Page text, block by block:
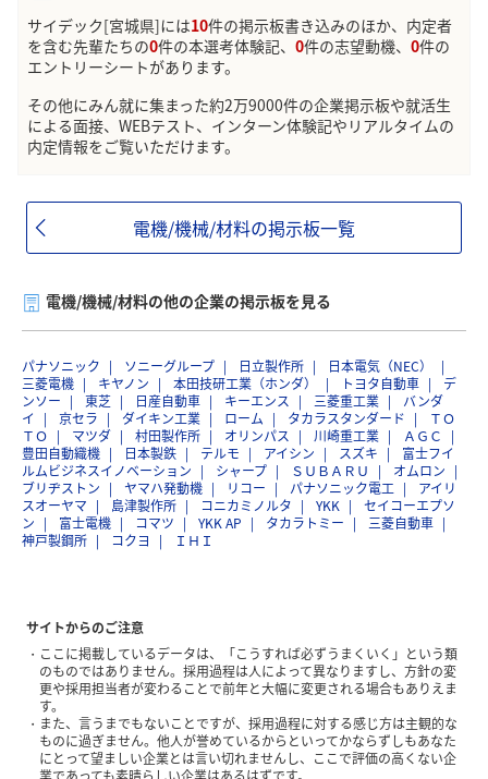
サイデック[宮城県]には10件の掲示板書き込みのほか、内定者
を含む先輩たちの0件の本選考体験記、 0件の志望動機、 0件の
エントリーシートがあります。
その他にみん就に集まった約2万9000件の企業掲示板や就活生
による面接、WEBテスト、インターン体験記やリアルタイムの
内定情報をご覧いただけます。
電機/機械/材料の掲示板一覧
電機/機械/材料の他の企業の掲示板を見る
パナソニック ソニーグループ 日立製作所
日本電気（NEC）
三菱電機
キヤノン 本田技研工業（ホンダ） トヨタ自動車
デ
ンソー
東芝 日産自動車 キーエンス 三菱重工業
バンダ
イ
京セラ ダイキン工業 ローム タカラスタンダード
ＴＯ
ＴＯ
マツダ 村田製作所 オリンパス 川崎重工業
ＡＧＣ
豊田自動織機
日本製鉄 テルモ アイシン スズキ
富士フイ
ルムビジネスイノベーション
シャープ ＳＵＢＡＲＵ
オムロン
ブリヂストン
ヤマハ発動機 リコー パナソニック電工
アイリ
スオーヤマ
島津製作所 コニカミノルタ YKK
セイコーエプソ
ン
富士電機 コマツ YKK AP タカラトミー
三菱自動車
神戸製鋼所
コクヨ ＩＨＩ
サイトからのご注意
ここに掲載しているデータは、「こうすれば必ずうまくいく」という類
のものではありません。採用過程は人によって異なりますし、方針の変
更や採用担当者が変わることで前年と大幅に変更される場合もありえま
す。
また、言うまでもないことですが、採用過程に対する感じ方は主観的な
ものに過ぎません。他人が誉めているからといってかならずしもあなた
にとって望ましい企業とは言い切れませんし、ここで評価の高くない企